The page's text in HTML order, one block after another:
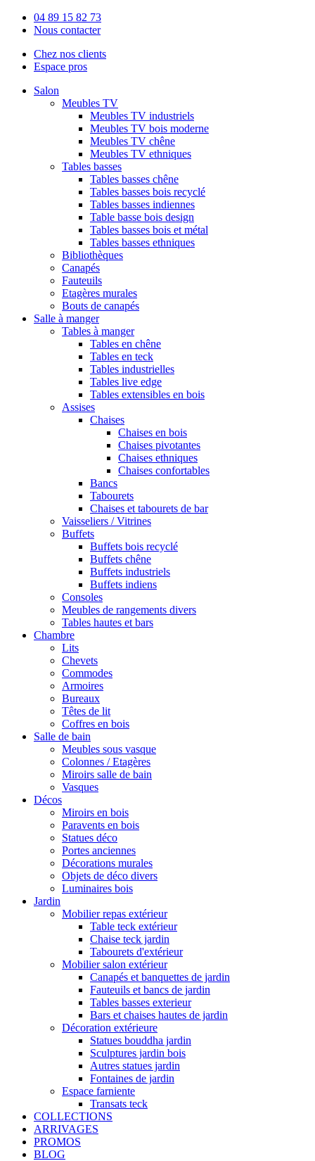
04 89 15 82 73
Nous contacter
Chez nos clients
Espace pros
Salon
Meubles TV
Meubles TV industriels
Meubles TV bois moderne
Meubles TV chêne
Meubles TV ethniques
Tables basses
Tables basses chêne
Tables basses bois recyclé
Tables basses indiennes
Table basse bois design
Tables basses bois et métal
Tables basses ethniques
Bibliothèques
Canapés
Fauteuils
Etagères murales
Bouts de canapés
Salle à manger
Tables à manger
Tables en chêne
Tables en teck
Tables industrielles
Tables live edge
Tables extensibles en bois
Assises
Chaises
Chaises en bois
Chaises pivotantes
Chaises ethniques
Chaises confortables
Bancs
Tabourets
Chaises et tabourets de bar
Vaisseliers / Vitrines
Buffets
Buffets bois recyclé
Buffets chêne
Buffets industriels
Buffets indiens
Consoles
Meubles de rangements divers
Tables hautes et bars
Chambre
Lits
Chevets
Commodes
Armoires
Bureaux
Têtes de lit
Coffres en bois
Salle de bain
Meubles sous vasque
Colonnes / Etagères
Miroirs salle de bain
Vasques
Décos
Miroirs en bois
Paravents en bois
Statues déco
Portes anciennes
Décorations murales
Objets de déco divers
Luminaires bois
Jardin
Mobilier repas extérieur
Table teck extérieur
Chaise teck jardin
Tabourets d'extérieur
Mobilier salon extérieur
Canapés et banquettes de jardin
Fauteuils et bancs de jardin
Tables basses exterieur
Bars et chaises hautes de jardin
Décoration extérieure
Statues bouddha jardin
Sculptures jardin bois
Autres statues jardin
Fontaines de jardin
Espace farniente
Transats teck
COLLECTIONS
ARRIVAGES
PROMOS
BLOG